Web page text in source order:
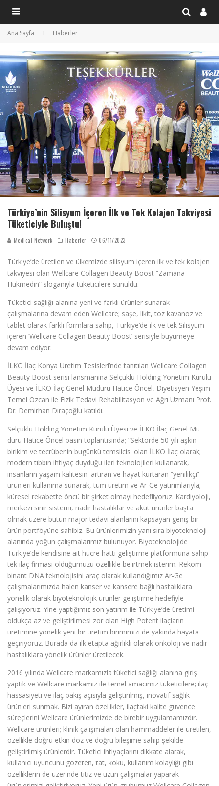
Ana Sayfa Haberler
Türkiye’nin Silisyum İçeren İlk ve Tek Kolajen Takviyesi
Tüketiciyle Buluştu!
Medical Network Haberler 06/11/2023
Türkiye’de üretilen ve ülkemizde silisyum içeren ilk ve tek kolajen
takviyesi olan Wellcare Collagen Beauty Boost “Zamana
Hükmedin” sloganıyla tüketicilere sunuldu.
Tüketici sağlığı alanına yeni ve farklı ürünler sunarak
çalışmalarına devam eden Wellcare; saşe, likit, toz kavanoz ve
tablet olarak farklı formlara sahip, Türkiye’de ilk ve tek Silisyum
içeren ‘Wellcare Collagen Beauty Boost’ serisiyle büyümeye
devam ediyor.
İLKO İlaç Konya Üretim Tesisleri’nde tanıtılan Wellcare Col­la­gen
Beauty Boost serisi lansmanına Selçuklu Holding Yönetim Kurulu
Üyesi ve İLKO İlaç Genel Müdürü Hatice Öncel, Diyetisyen Yeşim
Temel Özcan ile Fizik Tedavi Re­ha­­bilitasyon ve Ağrı Uzmanı Prof.
Dr. Demirhan Dıraçoğlu katıldı.
Selçuklu Holding Yönetim Kurulu Üyesi ve İLKO İlaç Genel Mü­
dürü Hatice Öncel basın toplantısında; “Sektörde 50 yılı aşkın
birikim ve tecrübenin bugünkü temsilcisi olan İLKO İlaç olarak;
modern tıbbın ihtiyaç duyduğu ileri teknolojileri kullanarak,
insanların yaşam kalitesini artıran ve hayat kurtaran “yenilikçi”
ürünleri kullanıma sunarak, tüm üretim ve Ar-Ge yatırımlarıyla;
küresel rekabette öncü bir şirket olmayı hedefliyoruz. Kardiyoloji,
merkezi sinir sistemi, nadir hastalıklar ve akut ürünler başta
olmak üzere bütün majör tedavi alanlarını kapsayan geniş bir
ürün portföyüne sahibiz. Bu ürünlerimizin yanı sıra biyoteknoloji
alanında yoğun çalışmalarımız bulunuyor. Biyoteknolojide
Türkiye’de kendisine ait hücre hattı geliştirme platformuna sahip
tek ilaç firması olduğumuzu özellikle belirtmek isterim. Re­kom­
binant DNA teknolojisini araç olarak kullandığımız Ar-Ge
çalışmalarımızda halen kanser ve kansere bağlı hastalıklara
yönelik olarak biyoteknolojik ürünler geliştirme hedefiyle
çalışıyoruz. Yine yaptığımız son yatırım ile Türkiye’de üretimi
oldukça az ve geliştirilmesi zor olan High Potent ilaçların
üretimine yönelik yeni bir üretim birimimizi de yakında hayata
geçiriyoruz. Burada da ilk etapta ağırlıklı olarak onkoloji ve nadir
hastalıklara yönelik ürünler üretilecek.
2016 yılında Wellcare markamızla tüketici sağlığı alanına giriş
yaptık ve Wellcare markamız ile temel amacımız tüketicilere; ilaç
hassasiyeti ve ilaç bakış açısıyla geliştirilmiş, inovatif sağlık
ürünleri sunmak. Bizi ayıran özellikler, ilaçtaki kalite güvence
süreçlerini Wellcare ürünlerimizde de birebir uygulamamızdır.
Wellcare ürünleri; klinik çalışmaları olan hammaddeler ile üretilen,
özellikle doğru etkin doz ve doğru bileşime sahip şekilde
geliştirilmiş ürünlerdir. Tü­ketici ihtiyaçlarını dikkate alarak,
kullanıcı uyuncunu gözeten, tat, koku, kullanım kolaylığı gibi
özelliklerin de üzerinde titiz ve uzun çalışmalar yaparak